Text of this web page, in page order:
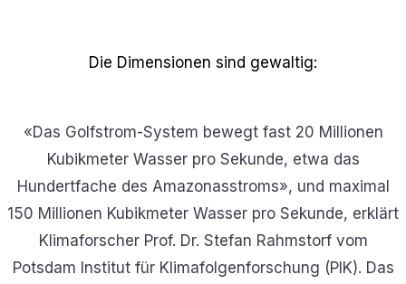
Die Dimensionen sind gewaltig:
«Das Golfstrom-System bewegt fast 20 Millionen
Kubikmeter Wasser pro Sekunde, etwa das
Hundertfache des Amazonasstroms», und maximal
150 Millionen Kubikmeter Wasser pro Sekunde, erklärt
Klimaforscher Prof. Dr. Stefan Rahmstorf vom
Potsdam Institut für Klimafolgenforschung (PIK). Das